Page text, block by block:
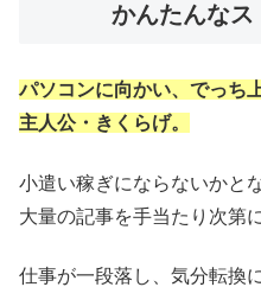
かんたんなス
パソコンに向かい、でっち
主人公・きくらげ。
小遣い稼ぎにならないかと
大量の記事を手当たり次第
仕事が一段落し、気分転換